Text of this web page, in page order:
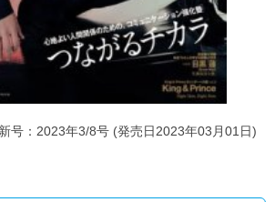
号：2023年3/8号 (発売日2023年03月01日)